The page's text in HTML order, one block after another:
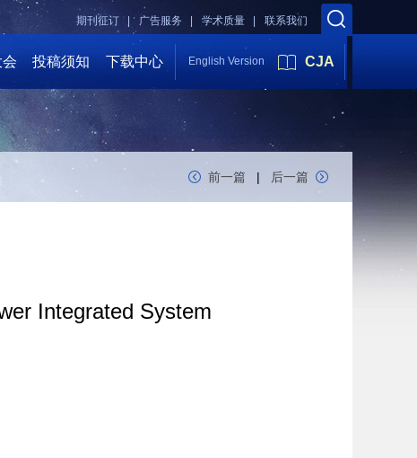
联系我们
学术质量 |
广告服务 |
期刊征订 |
投稿须知 下载中心 English Version CJA
前一篇 | 后一篇
Integrated System